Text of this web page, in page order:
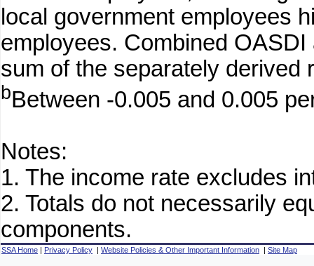
local government employees
employees. Combined
sum of the separately derived
bBetween -0.005 and 0.005
Notes:
1. The income rate excludes
2. Totals do not necessarily
components.
SSA Home Privacy Policy Website Policies & Other Important Information Site Map